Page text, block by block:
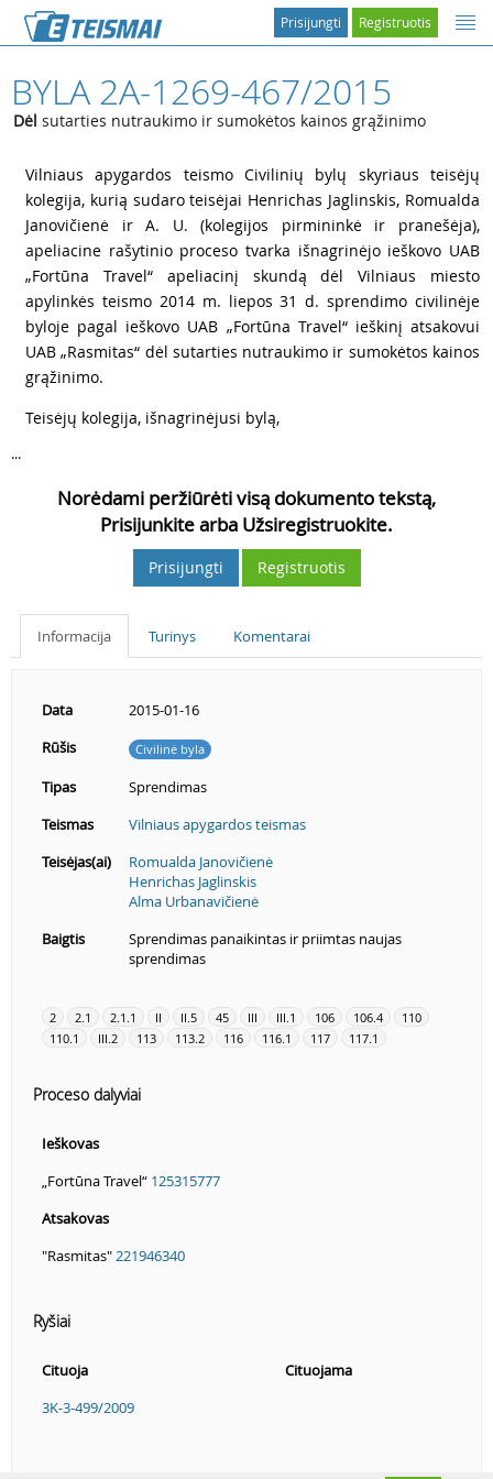
Registruotis
Prisijungti
BYLA 2A-1269-467/2015
Dėl sutarties nutraukimo ir sumokėtos kainos grąžinimo
Vilniaus apygardos teismo Civilinių bylų skyriaus teisėjų
kolegija, kurią sudaro teisėjai Henrichas Jaglinskis, Romualda
Janovičienė ir A. U. (kolegijos pirmininkė ir pranešėja),
apeliacine rašytinio proceso tvarka išnagrinėjo ieškovo UAB
„Fortūna Travel“ apeliacinį skundą dėl Vilniaus miesto
apylinkės teismo 2014 m. liepos 31 d. sprendimo civilinėje
byloje pagal ieškovo UAB „Fortūna Travel“ ieškinį atsakovui
UAB „Rasmitas“ dėl sutarties nutraukimo ir sumokėtos kainos
grąžinimo.
Teisėjų kolegija, išnagrinėjusi bylą,
...
Norėdami peržiūrėti visą dokumento tekstą,
Prisijunkite arba Užsiregistruokite.
Prisijungti Registruotis
Informacija Turinys Komentarai
Data
2015-01-16
Rūšis
Civilinė byla
Tipas
Sprendimas
Teismas
Vilniaus apygardos teismas
Teisėjas(ai)
Romualda Janovičienė
Henrichas Jaglinskis
Alma Urbanavičienė
Baigtis
Sprendimas panaikintas ir priimtas naujas
sprendimas
2 2.1 2.1.1 II II.5 45 III III.1 106 106.4
110
110.1
III.2 113 113.2 116 116.1 117 117.1
Proceso dalyviai
Ieškovas
„Fortūna Travel“ 125315777
Atsakovas
"Rasmitas"221946340
Ryšiai
Cituoja
Cituojama
3K-3-499/2009